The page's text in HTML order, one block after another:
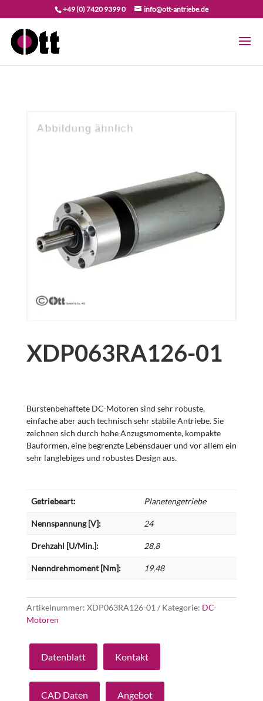
+49 (0) 7420 9399 0 info@ott-antriebe.de
XDP063RA126-01
Bürstenbehaftete DC-Motoren sind sehr robuste,
einfache aber auch technisch sehr stabile Antriebe. Sie
zeichnen sich durch hohe Anzugsmomente, kompakte
Bauformen, eine begrenzte Lebensdauer und vor allem ein
sehr langlebiges und robustes Design aus.
Getriebeart: Planetengetriebe
Nennspannung [V]: 24
Drehzahl [U/Min.]: 28,8
Nenndrehmoment [Nm]: 19,48
Artikelnummer: XDP063RA126-01 Kategorie: DC-
Motoren
Datenblatt Kontakt
CAD Daten Angebot